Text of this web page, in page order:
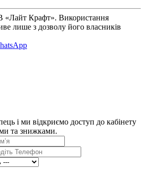
Крафт». Використання
лише з дозволу його власників
і ми відкриємо доступ до кабінету
та знижками.